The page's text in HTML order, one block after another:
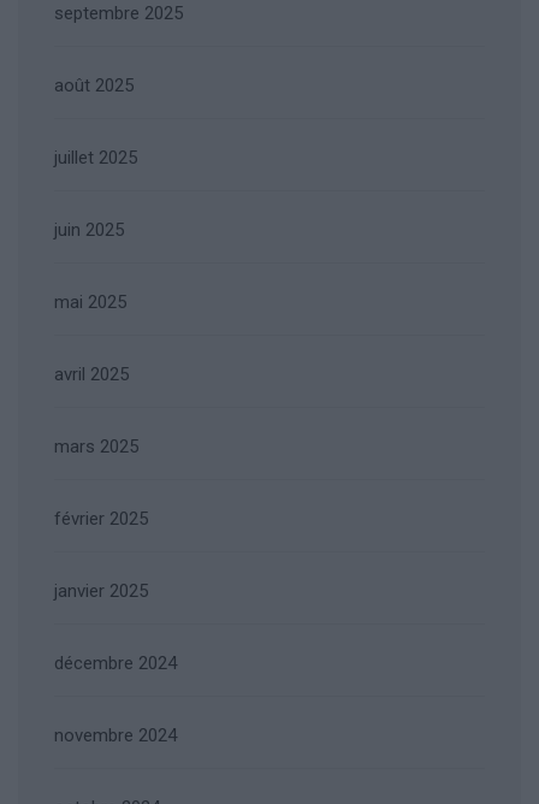
septembre 2025
août 2025
juillet 2025
juin 2025
mai 2025
avril 2025
mars 2025
février 2025
janvier 2025
décembre 2024
novembre 2024